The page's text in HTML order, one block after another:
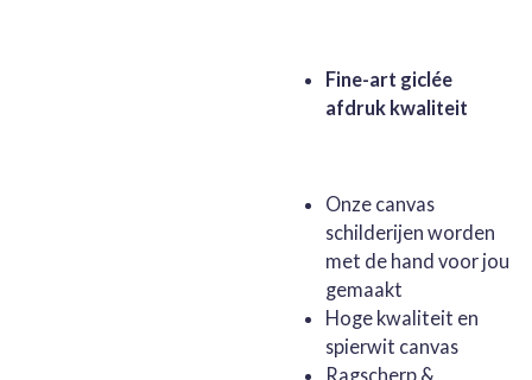
Fine-art giclée
afdruk kwaliteit
Onze canvas
schilderijen worden
met de hand voor jou
gemaakt
Hoge kwaliteit en
spierwit canvas
Ragscherp &